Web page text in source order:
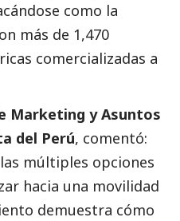
como la
más de 1,470
comercializadas a
Marketing y Asuntos
del Perú, comentó:
múltiples opciones
hacia una movilidad
demuestra cómo